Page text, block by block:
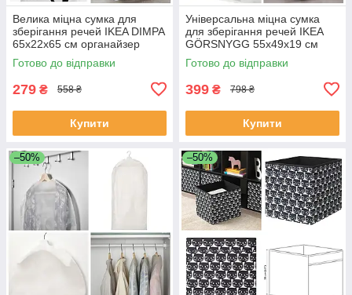
Велика міцна сумка для
зберігання речей IKEA DIMPA
65x22x65 см органайзер
кофр чохол для одягу та
білизни
Готово до відправки
279 ₴ 558 ₴
Купити
Універсальна міцна сумка
для зберігання речей IKEA
GÖRSNYGG 55x49x19 см
органайзер для одягу ІКЕА
405.041.93
Готово до відправки
399 ₴ 798 ₴
Купити
–50% –50%